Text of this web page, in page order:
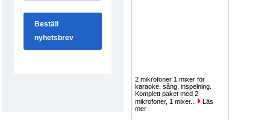
2 mikrofoner 1 mixer för
karaoke, sång, inspelning.
Komplett paket med 2
mikrofoner, 1 mixer...
Läs
mer